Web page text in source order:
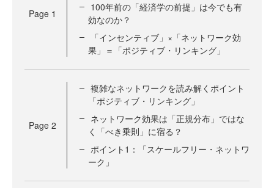
Page 1
100年前の「経済学の前提」は今でも有
効なのか？
「インセンティブ」×「ネットワーク効
果」＝「ポジティブ・リンキング」
Page 2
複雑なネットワークを読み解くポイント
「ポジティブ・リンキング」
ネットワーク効果は「正規分布」ではな
く「べき乗則」に宿る？
ポイント1：「スケールフリー・ネットワ
ーク」